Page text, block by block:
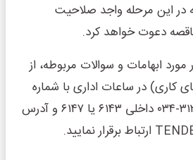
در این مرحله واجد صلاحیت
دعوت خواهد کرد.
مورد ابهامات و سوالات مربوطه، از
کاری) در ساعات اداری با شماره
۰۹۹۱۲۹۳۸۳۱۷ یا ۳۱۲۵۷۶۰۰-۰۳۴ داخلی ۶۱۴۳ یا ۶۱۴۷ و آدرس